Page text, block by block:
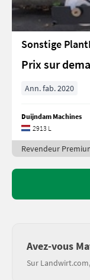
Sonstige
Prix sur
Ann. fab. 2020
Duijndam Machines
2913 L
Revendeur
Avez-vous
Sur